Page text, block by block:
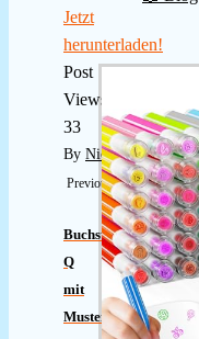
Jetzt
herunterladen!
Post
Views:
33
By Nicole
Previous
Buchstabe
Q
mit
Muster